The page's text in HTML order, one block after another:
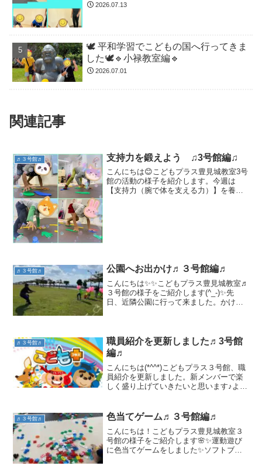
2026.07.13
🕊️ 平和学習でこどもの国へ行ってきま
した🕊️🔹小禄教室編🔹
2026.07.01
関連記事
♬３号館♬ 支持力を鍛えよう ♫3号館編♫
こんにちは😊こどもプラス豊見城教室3号
館の活動の様子を紹介します。今週は
【支持力（腕で体を支える力）】を養う
♬３号館♬ 公園へお出かけ♬３号館編♬
こんにちは✨✨こどもプラス豊見城教室♬
３号館の様子をご紹介します(^_-)✨先
日、近隣公園に行って来ました。かけっ
勝負。2勝...
♬３号館♬
職員紹介を更新しました♬3号館
編♬
こんにちは(*^^*)こどもプラス３号館、職
員紹介を更新しました。新メンバーで楽
しく盛り上げていきたいと思います♪よろ
♬３号館♬ 色当てゲーム♬３号館編♬
こんにちは！こどもプラス豊見城教室３
号館の様子をご紹介します🌸✨運動遊び
に色当てゲームをしました✨ソフトブロ